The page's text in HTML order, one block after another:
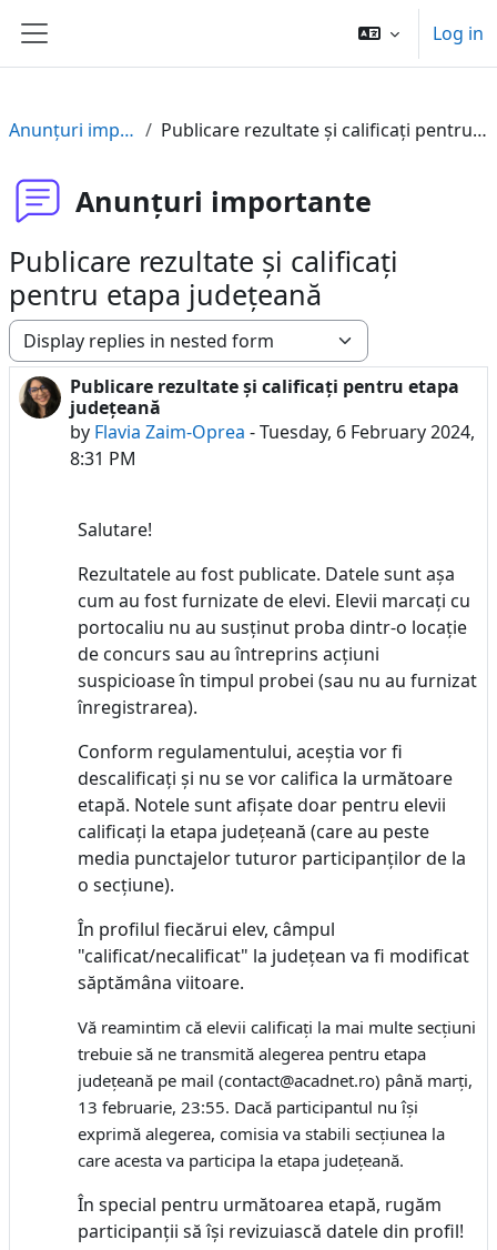
Side panel
Log in
Anunțuri importante Publicare rezultate și calificați pentru etapa județeană
Anunțuri importante
Publicare rezultate și calificați
pentru etapa județeană
Display mode
Publicare rezultate și calificați pentru etapa
județeană
by Flavia Zaim-Oprea -Tuesday, 6 February 2024,
8:31 PM
Number of replies: 1
Salutare!
Rezultatele au fost publicate. Datele sunt așa
cum au fost furnizate de elevi. Elevii marcați cu
portocaliu nu au susținut proba dintr-o locație
de concurs sau au întreprins acțiuni
suspicioase în timpul probei (sau nu au furnizat
înregistrarea).
Conform regulamentului, aceștia vor fi
descalificați și nu se vor califica la următoare
etapă. Notele sunt afișate doar pentru elevii
calificați la etapa județeană (care au peste
media punctajelor tuturor participanților de la
o secțiune).
În profilul fiecărui elev, câmpul
"calificat/necalificat" la județean va fi modificat
săptămâna viitoare.
Vă reamintim că elevii calificați la mai multe secțiuni
trebuie să ne transmită alegerea pentru etapa
județeană pe mail (contact@acadnet.ro) până marți,
13 februarie, 23:55. Dacă participantul nu își
exprimă alegerea, comisia va stabili secțiunea la
care acesta va participa la etapa județeană.
În special pentru următoarea etapă, rugăm
participanții să își revizuiască datele din profil!